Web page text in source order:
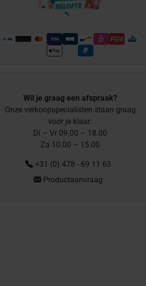
Lengte
L=2,5 m
L=2,5 m
L=2,5 m
Wil je graag een afspraak?
Onze verkoopspecialisten staan graag
voor je klaar:
Di – Vr 09.00 – 18.00
Za 10.00 – 15.00
+31 (0) 478 - 69 11 63
Productaanvraag